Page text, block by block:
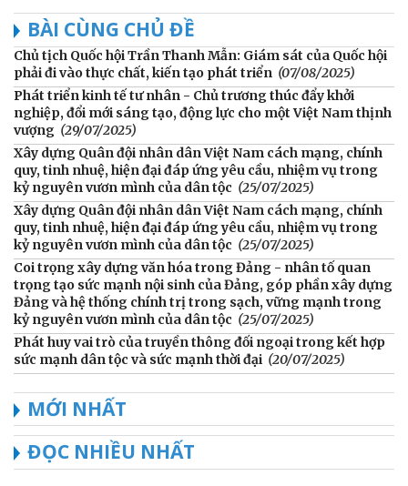
BÀI CÙNG CHỦ ĐỀ
Chủ tịch Quốc hội Trần Thanh Mẫn: Giám sát của Quốc hội
phải đi vào thực chất, kiến tạo phát triển (07/08/2025)
Phát triển kinh tế tư nhân - Chủ trương thúc đẩy khởi
nghiệp, đổi mới sáng tạo, động lực cho một Việt Nam thịnh
vượng (29/07/2025)
Xây dựng Quân đội nhân dân Việt Nam cách mạng, chính
quy, tinh nhuệ, hiện đại đáp ứng yêu cầu, nhiệm vụ trong
kỷ nguyên vươn mình của dân tộc (25/07/2025)
Xây dựng Quân đội nhân dân Việt Nam cách mạng, chính
quy, tinh nhuệ, hiện đại đáp ứng yêu cầu, nhiệm vụ trong
kỷ nguyên vươn mình của dân tộc (25/07/2025)
Coi trọng xây dựng văn hóa trong Đảng - nhân tố quan
trọng tạo sức mạnh nội sinh của Đảng, góp phần xây dựng
Đảng và hệ thống chính trị trong sạch, vững mạnh trong
kỷ nguyên vươn mình của dân tộc (25/07/2025)
Phát huy vai trò của truyền thông đối ngoại trong kết hợp
sức mạnh dân tộc và sức mạnh thời đại (20/07/2025)
MỚI NHẤT
ĐỌC NHIỀU NHẤT